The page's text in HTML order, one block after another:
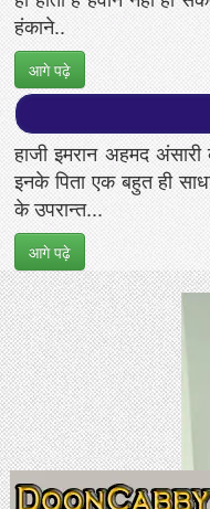
हंकाने..
आगे पढ़े
हाजी इमरान अहमद
इनके पिता एक बहुत ही
के उपरान्त...
आगे पढ़े